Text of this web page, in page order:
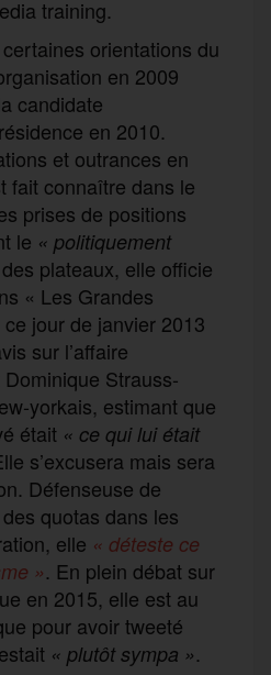
training.
orientations du
en 2009
candidate
en 2010.
et outrances en
fait connaître dans le
prises de positions
le « politiquement
plateaux, elle officie
« Les Grandes
jour de janvier 2013
sur l’affaire
Strauss-
yorkais, estimant que
était « ce qui lui était
s’excusera mais sera
Défenseuse de
quotas dans les
elle « déteste ce
». En plein débat sur
en 2015, elle est au
pour avoir tweeté
« plutôt sympa ».